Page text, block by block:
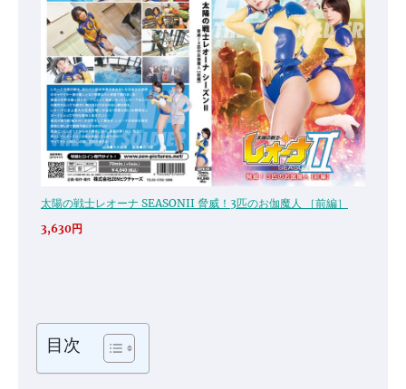
太陽の戦士レオーナ SEASONII 脅威！3匹のお伽魔人 ［前編］
3,630円
目次